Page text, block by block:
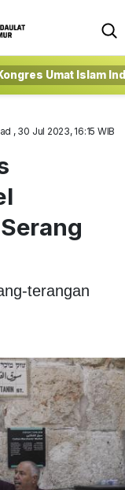
Umat Islam
, 30 Jul 2023, 16:15 WIB
terangan